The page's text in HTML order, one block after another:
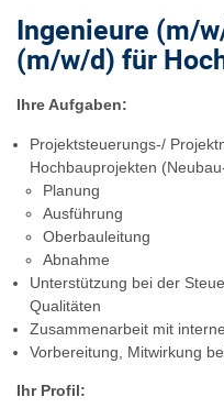
Ingenieure (m/
(m/w/d) für
Ihre Aufgaben:
Projektsteuerungs-/
Hochbauprojekten
Planung
Ausführung
Oberbauleitung
Abnahme
Unterstützung bei der
Qualitäten
Zusammenarbeit mit
Vorbereitung, Mitwirkung
Ihr Profil: